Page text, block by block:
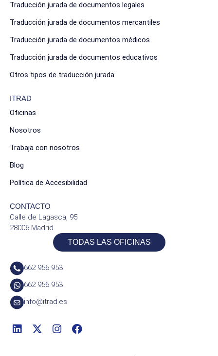
Traducción jurada de documentos legales
Traducción jurada de documentos mercantiles
Traducción jurada de documentos médicos
Traducción jurada de documentos educativos
Otros tipos de traducción jurada
ITRAD
Oficinas
Nosotros
Trabaja con nosotros
Blog
Política de Accesibilidad
CONTACTO
Calle de Lagasca, 95
28006 Madrid
TODAS LAS OFICINAS
662 956 953
662 956 953
info@itrad.es